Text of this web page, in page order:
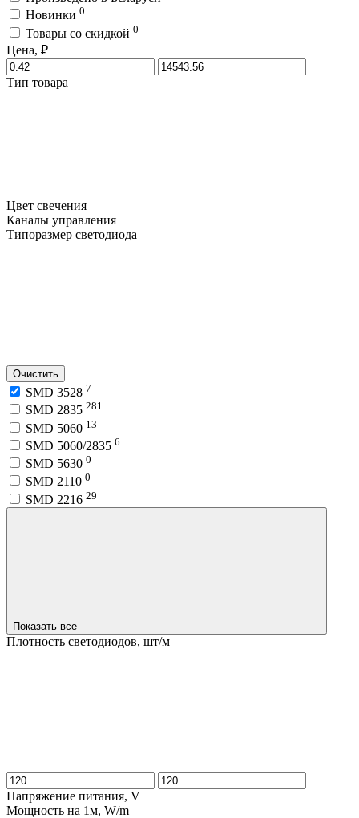
Новинки 0
Товары со скидкой 0
Цена, ₽
Тип товара
Цвет свечения
Каналы управления
Типоразмер светодиода
Очистить
SMD 3528 7
SMD 2835 281
SMD 5060 13
SMD 5060/2835 6
SMD 5630 0
SMD 2110 0
SMD 2216 29
Показать все
Плотность светодиодов, шт/м
Напряжение питания, V
Мощность на 1м, W/m